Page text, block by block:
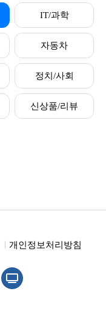
IT/과학
자동차
정치/사회
신상품/리뷰
개인정보처리방침